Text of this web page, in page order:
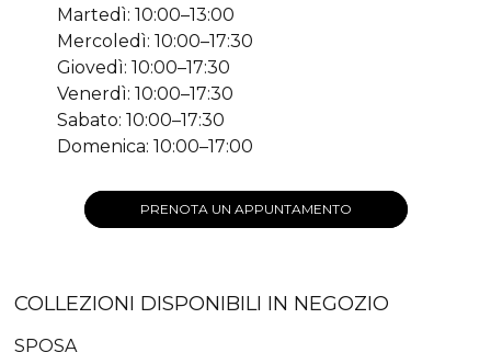
Martedì: 10:00–13:00
Mercoledì: 10:00–17:30
Giovedì: 10:00–17:30
Venerdì: 10:00–17:30
Sabato: 10:00–17:30
Domenica: 10:00–17:00
PRENOTA UN APPUNTAMENTO
COLLEZIONI DISPONIBILI IN NEGOZIO
SPOSA